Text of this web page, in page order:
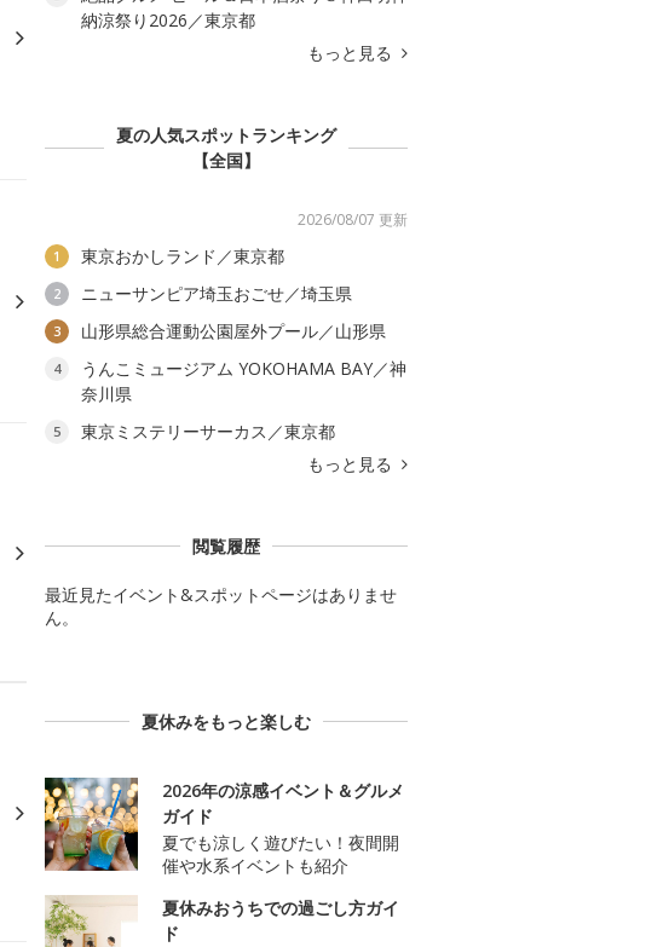
納涼祭り2026／東京都
もっと見る
夏の人気スポットランキング
【全国】
2026/08/07 更新
1 東京おかしランド／東京都
2 ニューサンピア埼玉おごせ／埼玉県
3 山形県総合運動公園屋外プール／山形県
4
うんこミュージアム YOKOHAMA BAY／神
奈川県
5
東京ミステリーサーカス／東京都
もっと見る
閲覧履歴
最近見たイベント&スポットページはありませ
ん。
夏休みをもっと楽しむ
2026年の涼感イベント＆グルメ
ガイド
夏でも涼しく遊びたい！夜間開
催や水系イベントも紹介
夏休みおうちでの過ごし方ガイ
ド